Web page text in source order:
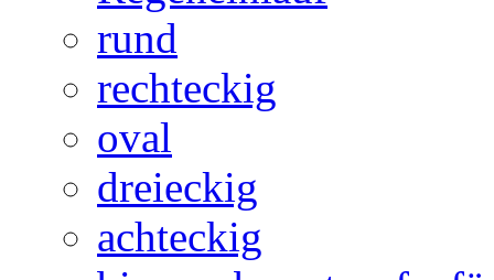
rund
rechteckig
oval
dreieckig
achteckig